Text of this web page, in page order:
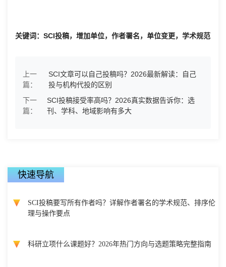
关键词：SCI投稿，增加单位，作者署名，单位变更，学术规范
上一
篇：
SCI文章可以自己投稿吗？2026最新解读：自己
投与机构代投的区别
下一
篇：
SCI投稿接受率高吗？2026真实数据告诉你：选
刊、学科、地域影响有多大
快速导航
SCI投稿要写所有作者吗？详解作者署名的学术规范、排序伦
理与操作要点
科研立项什么课题好？2026年热门方向与选题策略完整指南